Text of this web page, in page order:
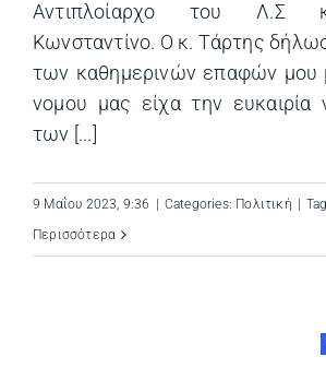
Αντιπλοίαρχο του Λ.Σ
Κωνσταντίνο. Ο κ. Τάρτης
των καθημερινών επαφών μου
νομου μας είχα την ευκαιρία
των [...]
9 Μαΐου 2023, 9:36 Categories: Πολιτική
Περισσότερα